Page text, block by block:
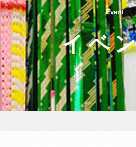
Event
イベ